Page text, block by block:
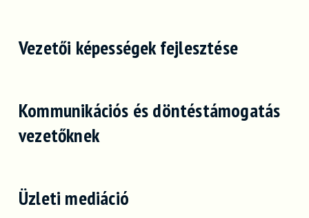
Vezetői képességek fejlesztése
Kommunikációs és döntéstámogatás
vezetőknek
Üzleti mediáció